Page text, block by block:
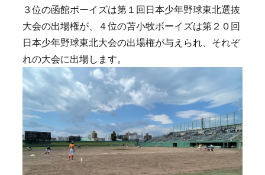
３位の函館ボーイズは第１回日本少年野球東北選抜
大会の出場権が、４位の苫小牧ボーイズは第２０回
日本少年野球東北大会の出場権が与えられ、それぞ
れの大会に出場します。